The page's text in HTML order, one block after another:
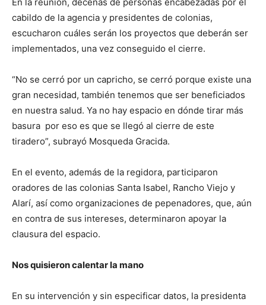
cabildo de la agencia y presidentes de colonias,
escucharon cuáles serán los proyectos que deberán ser
implementados, una vez conseguido el cierre.
“No se cerró por un capricho, se cerró porque existe una
gran necesidad, también tenemos que ser beneficiados
en nuestra salud. Ya no hay espacio en dónde tirar más
basura por eso es que se llegó al cierre de este
tiradero”, subrayó Mosqueda Gracida.
En el evento, además de la regidora, participaron
oradores de las colonias Santa Isabel, Rancho Viejo y
Alarí, así como organizaciones de pepenadores, que, aún
en contra de sus intereses, determinaron apoyar la
clausura del espacio.
Nos quisieron calentar la mano
En su intervención y sin especificar datos, la presidenta